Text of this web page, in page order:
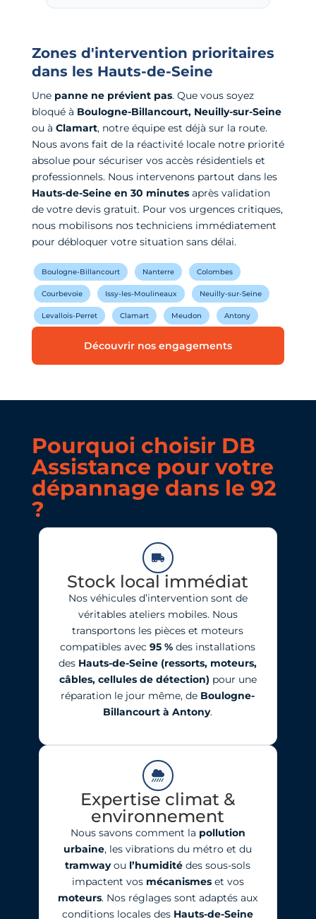
Zones d'intervention prioritaires
dans les Hauts-de-Seine
Une panne ne prévient pas. Que vous soyez
bloqué à Boulogne-Billancourt, Neuilly-sur-Seine
ou à Clamart, notre équipe est déjà sur la route.
Nous avons fait de la réactivité locale notre priorité
absolue pour sécuriser vos accès résidentiels et
professionnels. Nous intervenons partout dans les
Hauts-de-Seine en 30 minutesaprès validation
de votre devis gratuit. Pour vos urgences critiques,
nous mobilisons nos techniciens immédiatement
pour débloquer votre situation sans délai.
Boulogne-Billancourt Nanterre Colombes
Courbevoie Issy-les-Moulineaux Neuilly-sur-Seine
Levallois-Perret Clamart Meudon Antony
Découvrir nos engagements
Pourquoi choisir DB
Assistance pour votre
dépannage dans le 92
?
Stock local immédiat
Nos véhicules d’intervention sont de
véritables ateliers mobiles. Nous
transportons les pièces et moteurs
compatibles avec95 % des installations
des Hauts-de-Seine (ressorts, moteurs,
câbles, cellules de détection) pour une
réparation le jour même, de Boulogne-
Billancourt à Antony.
Expertise climat &
environnement
Nous savons comment la pollution
urbaine, les vibrations du métro et du
tramwayou l’humidité des sous-sols
impactent vos mécanismeset vos
moteurs. Nos réglages sont adaptés aux
conditions locales des Hauts-de-Seine